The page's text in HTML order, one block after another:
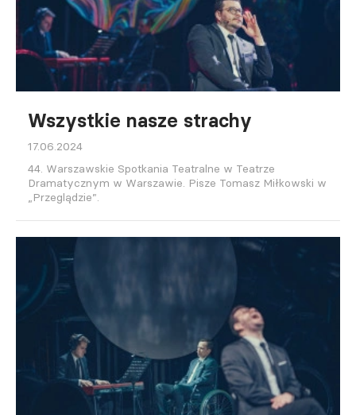
Wszystkie nasze strachy
17.06.2024
44. Warszawskie Spotkania Teatralne w Teatrze
Dramatycznym w Warszawie. Pisze Tomasz Miłkowski w
„Przeglądzie”.